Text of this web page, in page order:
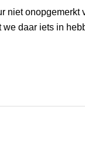
daar iets in